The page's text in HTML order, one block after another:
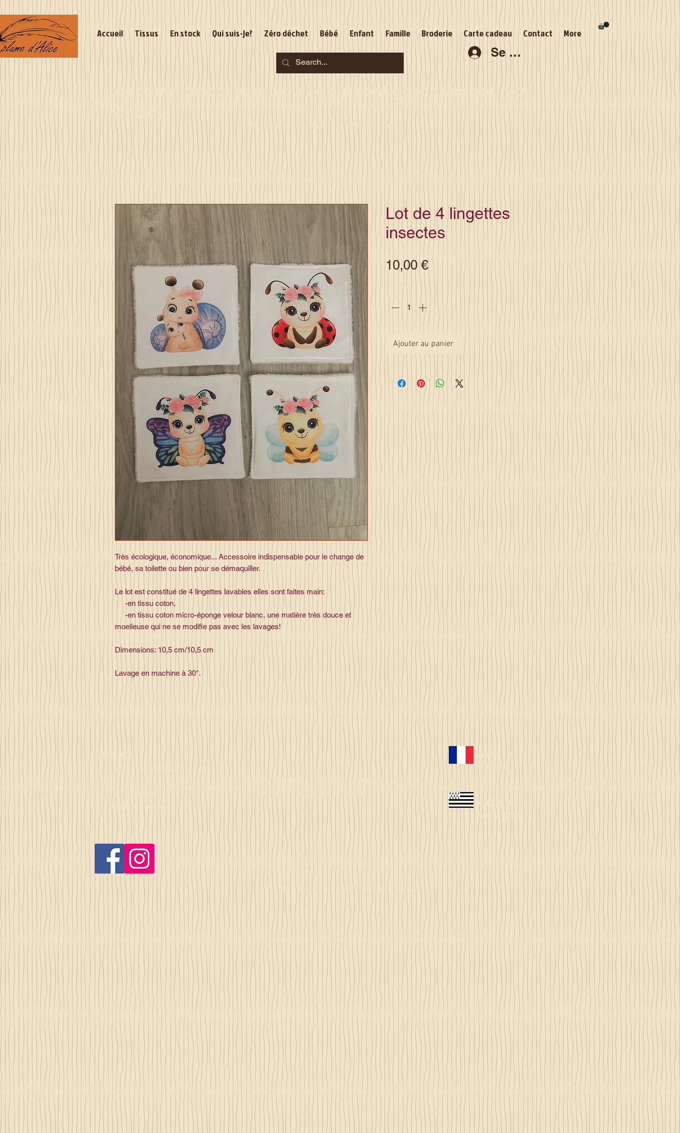
Accueil Tissus En stock Qui suis-je? Zéro déchet Bébé Enfant Famille Broderie Carte cadeau Contact More
Se connecter
Les commandes jusqu'au 2 août sont garanties pour la
rentrée
Je serai en congés du 10 au 23 août
Très écologique, économique... Accessoire indispensable pour le change de
bébé, sa toilette ou bien pour se démaquiller.
Le lot est constitué de 4 lingettes lavables elles sont faites main:
-en tissu coton,
-en tissu coton micro-éponge velour blanc, une matière très douce et
moelleuse qui ne se modifie pas avec les lavages!
Dimensions: 10,5 cm/10,5 cm
Lavage en machine à 30°.
Lot de 4 lingettes
insectes
10,00 €Prix
Quantité *
Ajouter au panier
Contact
la_plume_d_alice@yahoo.com
La plume d'Alice
2, lieu dit la rivière
35140 Gosné
Commandez en ligne et recevez votre
commande sous 3 à 25 jours
Made in
France
Made in
Bretagne
© 2023 by Just 4 Kids. Proudly created with Wix.com